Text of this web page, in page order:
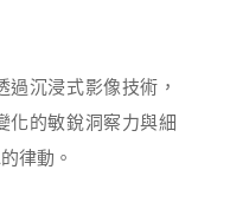
沉浸式影像技術，
化的敏銳洞察力與細
律動。